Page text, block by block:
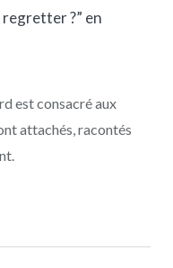
regretter ?” en
est consacré aux
attachés, racontés